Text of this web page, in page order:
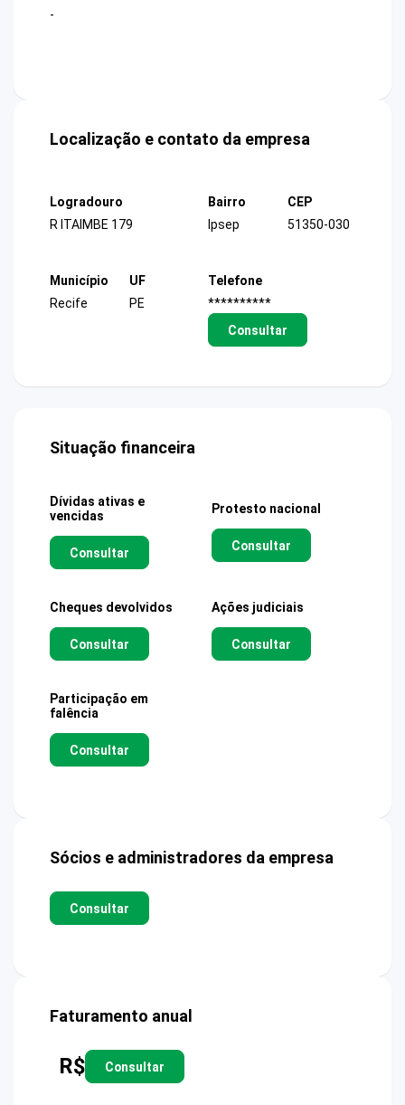
-
Localização e contato da empresa
Logradouro
R ITAIMBE 179
Bairro
Ipsep
CEP
51350-030
Município
Recife
UF
PE
Telefone
**********
Consultar
Situação financeira
Dívidas ativas e
vencidas
Consultar
Protesto nacional
Consultar
Cheques devolvidos
Consultar
Ações judiciais
Consultar
Participação em
falência
Consultar
Sócios e administradores da empresa
Consultar
Faturamento anual
R$ Consultar